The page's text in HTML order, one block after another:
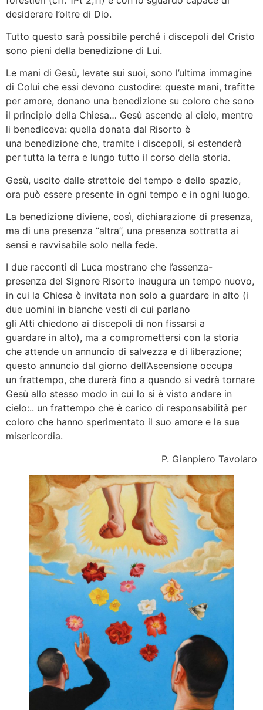
desiderare l’oltre di Dio.
Tutto questo sarà possibile perché i discepoli del Cristo
sono pieni della benedizione di Lui.
Le mani di Gesù, levate sui suoi, sono l’ultima immagine
di Colui che essi devono custodire: queste mani, trafitte
per amore, donano una benedizione su coloro che sono
il principio della Chiesa… Gesù ascende al cielo, mentre
li benediceva: quella donata dal Risorto è
una benedizione che, tramite i discepoli, si estenderà
per tutta la terra e lungo tutto il corso della storia.
Gesù, uscito dalle strettoie del tempo e dello spazio,
ora può essere presente in ogni tempo e in ogni luogo.
La benedizione diviene, così, dichiarazione di presenza,
ma di una presenza “altra”, una presenza sottratta ai
sensi e ravvisabile solo nella fede.
I due racconti di Luca mostrano che l’assenza-
presenza del Signore Risorto inaugura un tempo nuovo,
in cui la Chiesa è invitata non solo a guardare in alto (i
due uomini in bianche vesti di cui parlano
gli Atti chiedono ai discepoli di non fissarsi a
guardare in alto), ma a compromettersi con la storia
che attende un annuncio di salvezza e di liberazione;
questo annuncio dal giorno dell’Ascensione occupa
un frattempo, che durerà fino a quando si vedrà tornare
Gesù allo stesso modo in cui lo si è visto andare in
cielo:.. un frattempo che è carico di responsabilità per
coloro che hanno sperimentato il suo amore e la sua
misericordia.
P. Gianpiero Tavolaro